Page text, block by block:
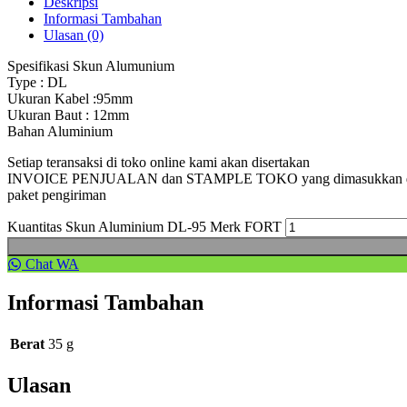
Informasi Tambahan
Ulasan (0)
Spesifikasi Skun Alumunium
Type : DL
Ukuran Kabel :95mm
Ukuran Baut : 12mm
Bahan Aluminium
Setiap teransaksi di toko online kami akan disertakan
INVOICE PENJUALAN dan STAMPLE TOKO yang dimasukkan
paket pengiriman
Kuantitas Skun Aluminium DL-95 Merk FORT
Chat WA
Informasi Tambahan
Berat 35 g
Ulasan